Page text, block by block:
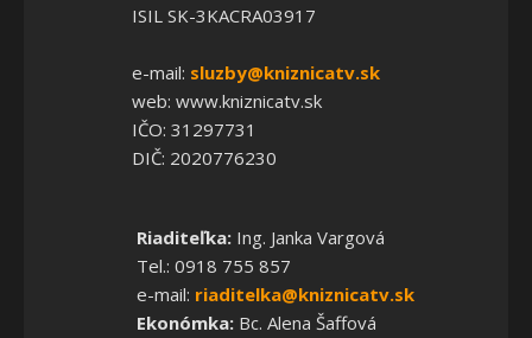
ISIL SK-3KACRA03917
e-mail: sluzby@kniznicatv.sk
web: www.kniznicatv.sk
IČO: 31297731
DIČ: 2020776230
Riaditeľka:Ing. Janka Vargová
Tel.: 0918 755 857
e-mail: riaditelka@kniznicatv.sk
Ekonómka:Bc. Alena Šaffová